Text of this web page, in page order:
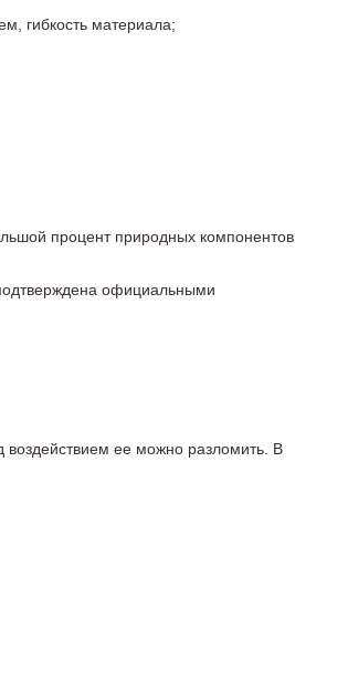
гибкость материала;
процент природных компонентов
официальными
воздействием ее можно разломить. В